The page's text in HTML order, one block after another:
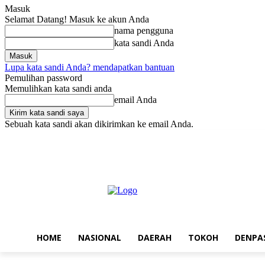
Masuk
Selamat Datang! Masuk ke akun Anda
nama pengguna
kata sandi Anda
Lupa kata sandi Anda? mendapatkan bantuan
Pemulihan password
Memulihkan kata sandi anda
email Anda
Sebuah kata sandi akan dikirimkan ke email Anda.
HOME NASIONAL DAERAH TOKOH